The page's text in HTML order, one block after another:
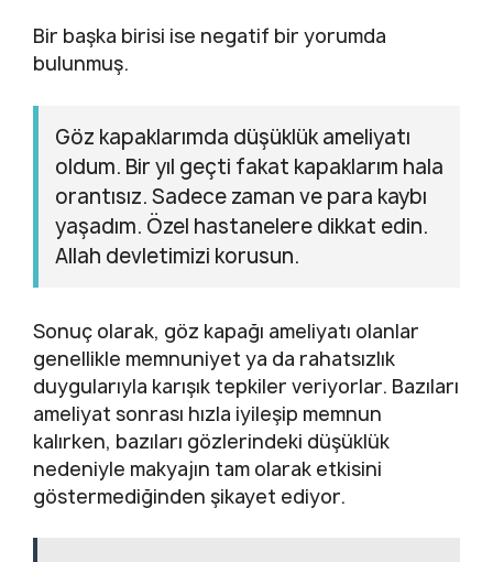
Bir başka birisi ise negatif bir yorumda
bulunmuş.
Göz kapaklarımda düşüklük ameliyatı
oldum. Bir yıl geçti fakat kapaklarım hala
orantısız. Sadece zaman ve para kaybı
yaşadım. Özel hastanelere dikkat edin.
Allah devletimizi korusun.
Sonuç olarak, göz kapağı ameliyatı olanlar
genellikle memnuniyet ya da rahatsızlık
duygularıyla karışık tepkiler veriyorlar. Bazıları
ameliyat sonrası hızla iyileşip memnun
kalırken, bazıları gözlerindeki düşüklük
nedeniyle makyajın tam olarak etkisini
göstermediğinden şikayet ediyor.